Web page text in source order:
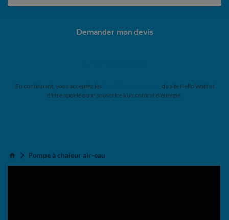
Demander mon devis
En continuant, vous acceptez les
du site Hello Watt et
d'être appelé pour souscrire à un contrat d'énergie.
Accueil
Pompe à chaleur air-eau